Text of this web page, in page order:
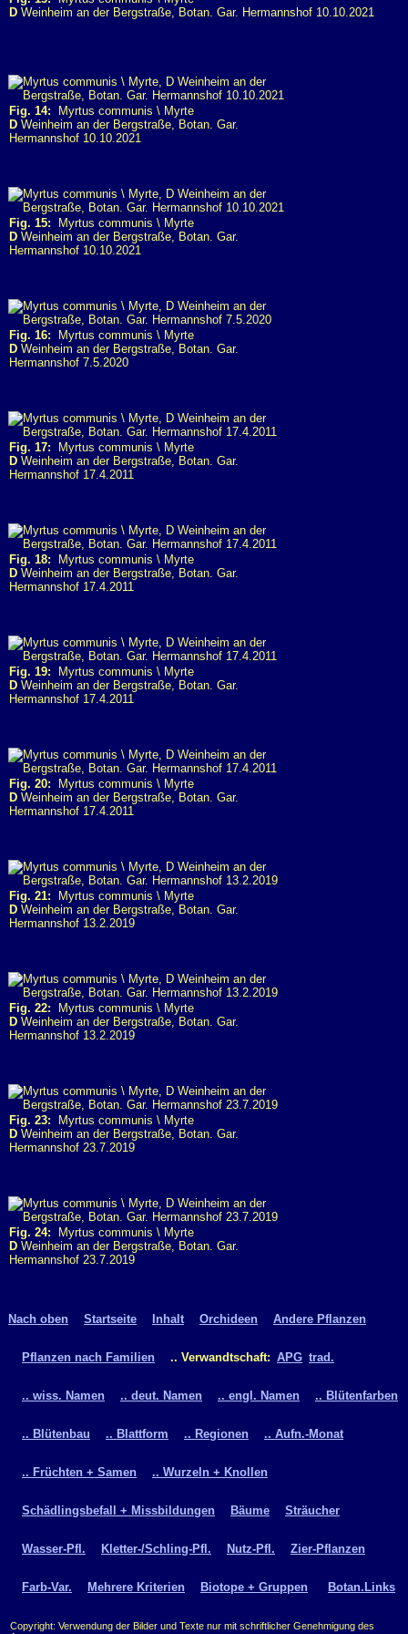
D Weinheim an der Bergstraße, Botan. Gar. Hermannshof 10.10.2021
Fig. 14: Myrtus communis \ Myrte
D Weinheim an der Bergstraße, Botan. Gar.
Hermannshof 10.10.2021
Fig. 15: Myrtus communis \ Myrte
D Weinheim an der Bergstraße, Botan. Gar.
Hermannshof 10.10.2021
Fig. 16: Myrtus communis \ Myrte
D Weinheim an der Bergstraße, Botan. Gar.
Hermannshof 7.5.2020
Fig. 17: Myrtus communis \ Myrte
D Weinheim an der Bergstraße, Botan. Gar.
Hermannshof 17.4.2011
Fig. 18: Myrtus communis \ Myrte
D Weinheim an der Bergstraße, Botan. Gar.
Hermannshof 17.4.2011
Fig. 19: Myrtus communis \ Myrte
D Weinheim an der Bergstraße, Botan. Gar.
Hermannshof 17.4.2011
Fig. 20: Myrtus communis \ Myrte
D Weinheim an der Bergstraße, Botan. Gar.
Hermannshof 17.4.2011
Fig. 21: Myrtus communis \ Myrte
D Weinheim an der Bergstraße, Botan. Gar.
Hermannshof 13.2.2019
Fig. 22: Myrtus communis \ Myrte
D Weinheim an der Bergstraße, Botan. Gar.
Hermannshof 13.2.2019
Fig. 23: Myrtus communis \ Myrte
D Weinheim an der Bergstraße, Botan. Gar.
Hermannshof 23.7.2019
Fig. 24: Myrtus communis \ Myrte
D Weinheim an der Bergstraße, Botan. Gar.
Hermannshof 23.7.2019
Nach oben Startseite Inhalt Orchideen Andere Pflanzen
Pflanzen nach Familien .. Verwandtschaft: APG trad.
.. wiss. Namen .. deut. Namen .. engl. Namen .. Blütenfarben
.. Blütenbau .. Blattform .. Regionen .. Aufn.-Monat
.. Früchten + Samen .. Wurzeln + Knollen
Schädlingsbefall + Missbildungen Bäume Sträucher
Wasser-Pfl. Kletter-/Schling-Pfl. Nutz-Pfl. Zier-Pflanzen
Farb-Var. Mehrere Kriterien Biotope + Gruppen Botan.Links
Copyright: Verwendung der Bilder und Texte nur mit schriftlicher Genehmigung des